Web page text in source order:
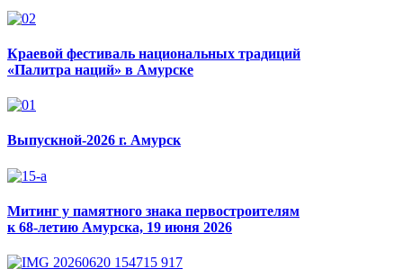
Краевой фестиваль национальных традиций
«Палитра наций» в Амурске
Выпускной-2026 г. Амурск
Митинг у памятного знака первостроителям
к 68-летию Амурска, 19 июня 2026